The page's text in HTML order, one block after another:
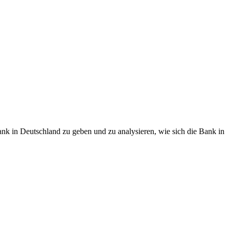
in Deutschland zu geben und zu analysieren, wie sich die Bank in